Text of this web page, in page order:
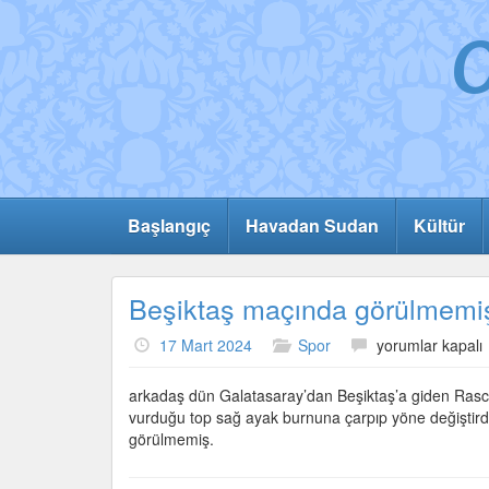
Başlangıç Havadan Sudan Kültür
Beşiktaş maçında
17 Mart 2024 Spor
Beşiktaş
görülmemiş
olay
için
yorumlar kapalı
arkadaş dün Galatasaray’dan Beşiktaş’a giden
vurduğu top sağ ayak burnuna çarpıp yöne
görülmemiş.